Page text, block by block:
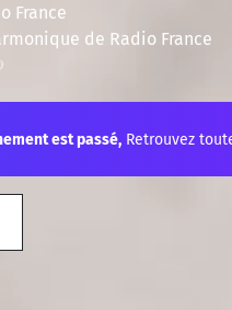
France
de Radio France
est passé, Retrouvez